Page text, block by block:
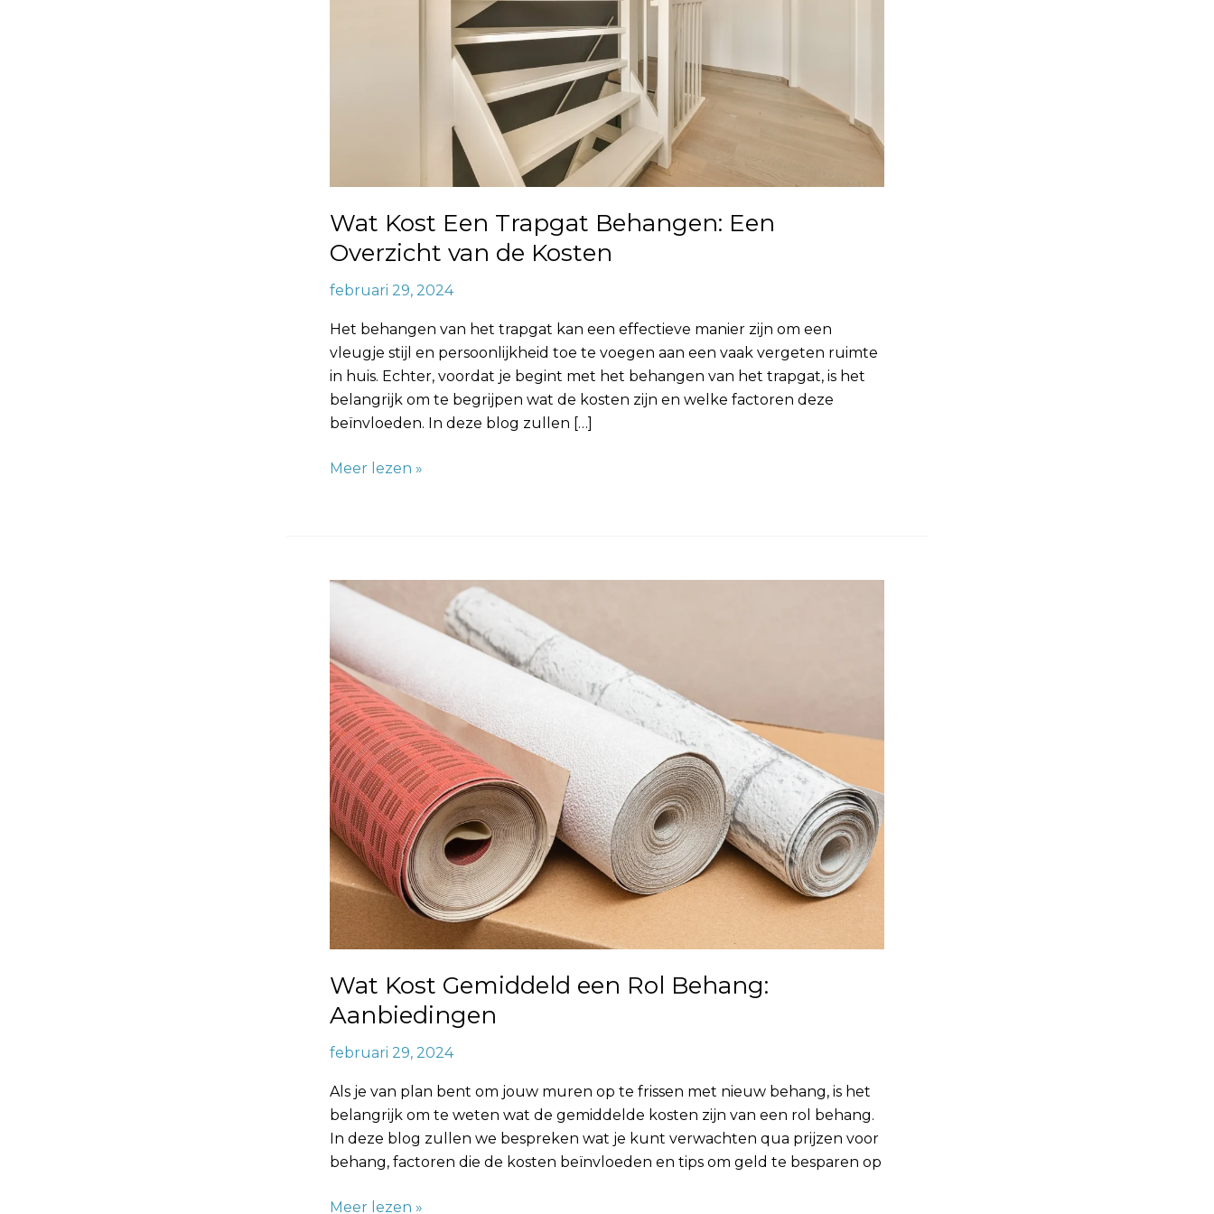
Wat Kost Een Trapgat Behangen: Een
Overzicht van de Kosten
februari 29, 2024
Het behangen van het trapgat kan een effectieve manier zijn om een
vleugje stijl en persoonlijkheid toe te voegen aan een vaak vergeten ruimte
in huis. Echter, voordat je begint met het behangen van het trapgat, is het
belangrijk om te begrijpen wat de kosten zijn en welke factoren deze
beïnvloeden. In deze blog zullen […]
Meer lezen »
Wat Kost Gemiddeld een Rol Behang:
Aanbiedingen
februari 29, 2024
Als je van plan bent om jouw muren op te frissen met nieuw behang, is het
belangrijk om te weten wat de gemiddelde kosten zijn van een rol behang.
In deze blog zullen we bespreken wat je kunt verwachten qua prijzen voor
behang, factoren die de kosten beïnvloeden en tips om geld te besparen op
Wat
Gemiddeld
een
Rol
Behang:
Aanbiedingen
Meer lezen »